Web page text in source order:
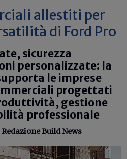
allestiti per
di Ford Pro
sicurezza
personalizzate: la
le imprese
progettati
gestione
professionale
Redazione Build News